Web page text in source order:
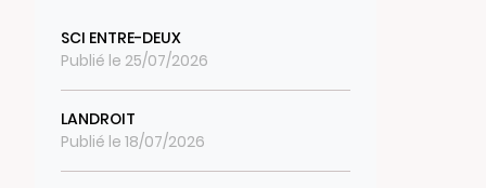
SCI ENTRE-DEUX
Publié le 25/07/2026
LANDROIT
Publié le 18/07/2026